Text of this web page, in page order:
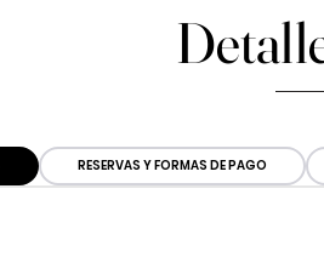
RESERVAS Y FORMAS DE PAGO